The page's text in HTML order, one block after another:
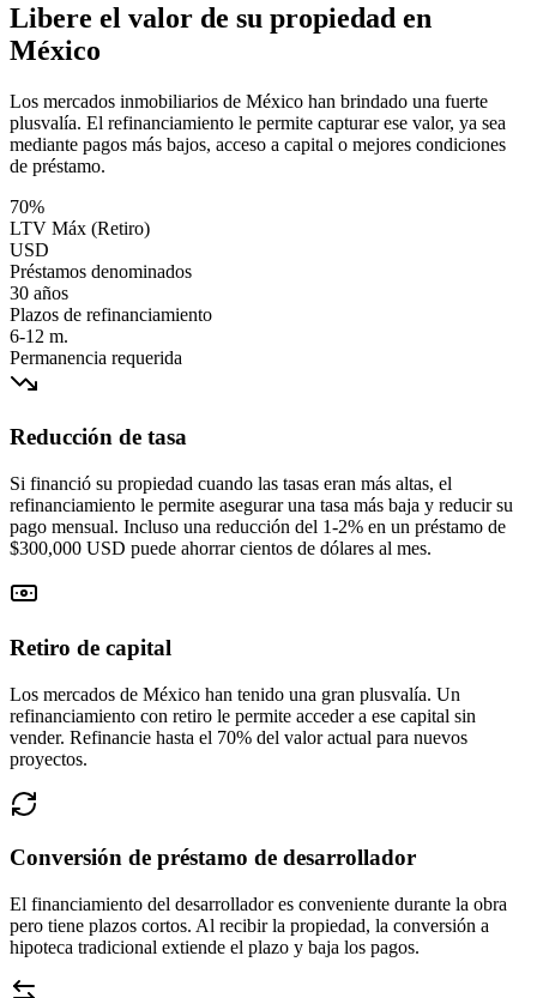
Libere el valor de su propiedad en
México
Los mercados inmobiliarios de México han brindado una fuerte
plusvalía. El refinanciamiento le permite capturar ese valor, ya sea
mediante pagos más bajos, acceso a capital o mejores condiciones
de préstamo.
70%
LTV Máx (Retiro)
USD
Préstamos denominados
30 años
Plazos de refinanciamiento
6-12 m.
Permanencia requerida
Reducción de tasa
Si financió su propiedad cuando las tasas eran más altas, el
refinanciamiento le permite asegurar una tasa más baja y reducir su
pago mensual. Incluso una reducción del 1-2% en un préstamo de
$300,000 USD puede ahorrar cientos de dólares al mes.
Retiro de capital
Los mercados de México han tenido una gran plusvalía. Un
refinanciamiento con retiro le permite acceder a ese capital sin
vender. Refinancie hasta el 70% del valor actual para nuevos
proyectos.
Conversión de préstamo de desarrollador
El financiamiento del desarrollador es conveniente durante la obra
pero tiene plazos cortos. Al recibir la propiedad, la conversión a
hipoteca tradicional extiende el plazo y baja los pagos.